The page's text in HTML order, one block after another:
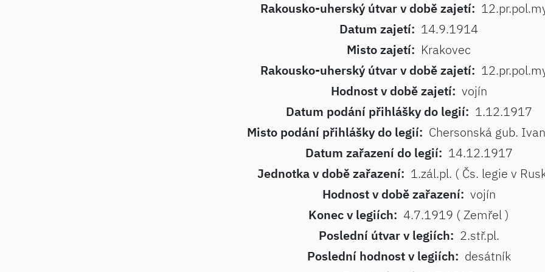
Rakousko-uherský útvar v době zajetí:
Datum zajetí: 14.9.1914
Misto zajetí: Krakovec
Rakousko-uherský útvar v době zajetí:
Hodnost v době zajetí: vojín
Datum podání přihlášky do legií: 1.12.1917
Misto podání přihlášky do legií: Chersonská gub.
Datum zařazení do legií: 14.12.1917
Jednotka v době zařazení: 1.zál.pl. ( Čs. legie v
Hodnost v době zařazení: vojín
Konec v legiích: 4.7.1919 ( Zemřel )
Poslední útvar v legiích: 2.stř.pl.
Poslední hodnost v legiích: desátník